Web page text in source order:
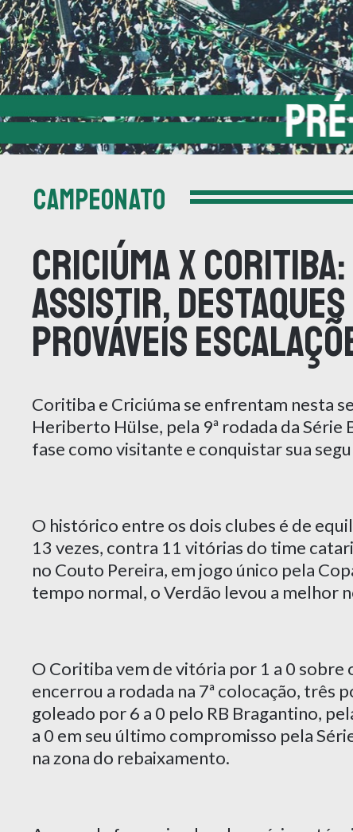
CAMPEONATO
Criciúma x Coritiba:
assistir, destaques
prováveis
Coritiba e Criciúma se enfrentam nesta
Heriberto Hülse, pela 9ª rodada da Série
fase como visitante e conquistar sua
O histórico entre os dois clubes é de
13 vezes, contra 11 vitórias do time
no Couto Pereira, em jogo único pela
tempo normal, o Verdão levou a melhor
O Coritiba vem de vitória por 1 a 0
encerrou a rodada na 7ª colocação, três
goleado por 6 a 0 pelo RB Bragantino,
a 0 em seu último compromisso pela
na zona do rebaixamento.